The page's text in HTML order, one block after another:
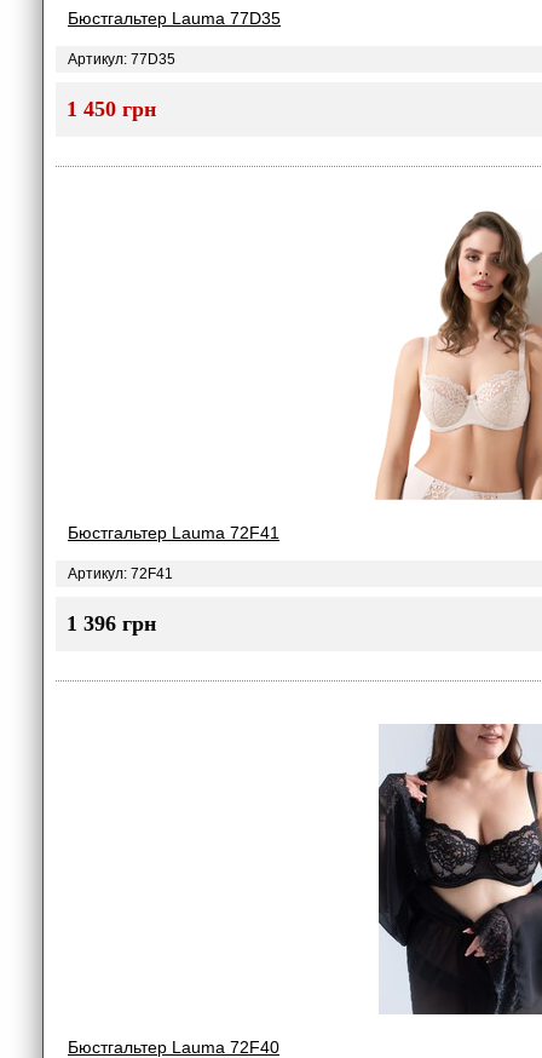
Бюстгальтер Lauma 77D35
Артикул: 77D35
1 450 грн
Бюстгальтер Lauma 72F41
Артикул: 72F41
1 396 грн
Бюстгальтер Lauma 72F40